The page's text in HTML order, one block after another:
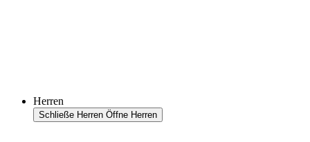
Herren
Schließe Herren Öffne Herren